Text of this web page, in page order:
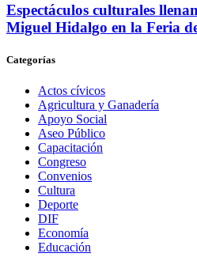
Espectáculos culturales
Miguel Hidalgo en la Feria
Categorías
Actos cívicos
Agricultura y Ganadería
Apoyo Social
Aseo Público
Capacitación
Congreso
Convenios
Cultura
Deporte
DIF
Economía
Educación